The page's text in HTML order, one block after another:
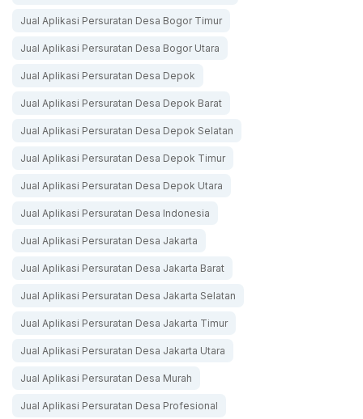
Jual Aplikasi Persuratan Desa Bogor Timur
Jual Aplikasi Persuratan Desa Bogor Utara
Jual Aplikasi Persuratan Desa Depok
Jual Aplikasi Persuratan Desa Depok Barat
Jual Aplikasi Persuratan Desa Depok Selatan
Jual Aplikasi Persuratan Desa Depok Timur
Jual Aplikasi Persuratan Desa Depok Utara
Jual Aplikasi Persuratan Desa Indonesia
Jual Aplikasi Persuratan Desa Jakarta
Jual Aplikasi Persuratan Desa Jakarta Barat
Jual Aplikasi Persuratan Desa Jakarta Selatan
Jual Aplikasi Persuratan Desa Jakarta Timur
Jual Aplikasi Persuratan Desa Jakarta Utara
Jual Aplikasi Persuratan Desa Murah
Jual Aplikasi Persuratan Desa Profesional